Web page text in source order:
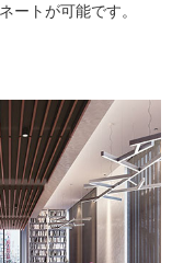
ートが可能です。